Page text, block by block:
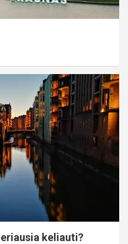
keliauti?